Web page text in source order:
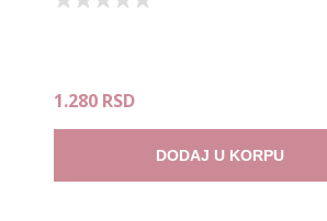
1.280 RSD
DODAJ U KORPU